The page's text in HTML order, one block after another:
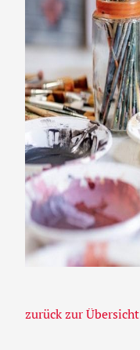
zurück zur Übersicht